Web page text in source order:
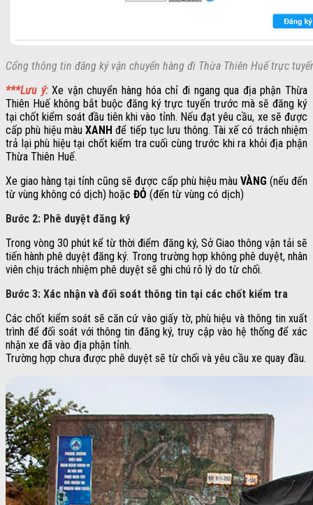
Cổng thông tin đăng ký vận chuyển hàng đi Thừa Thiên Huế trực
***Lưu ý:Xe vận chuyển hàng hóa chỉ đi ngang qua địa phận Thừa
Thiên Huế không bắt buộc đăng ký trực tuyến trước mà sẽ đăng ký
tại chốt kiểm soát đầu tiên khi vào tỉnh. Nếu đạt yêu cầu, xe sẽ được
cấp phù hiệu màuXANH để tiếp tục lưu thông. Tài xế có trách nhiệm
trả lại phù hiệu tại chốt kiểm tra cuối cùng trước khi ra khỏi địa phận
Thừa Thiên Huế.
Xe giao hàng tại tỉnh cũng sẽ được cấp phù hiệu màu VÀNG (nếu đến
từ vùng không có dịch) hoặc ĐỎ (đến từ vùng có dịch)
Bước 2: Phê duyệt đăng ký
Trong vòng 30 phút kể từ thời điểm đăng ký, Sở Giao thông vận tải sẽ
tiến hành phê duyệt đăng ký. Trong trường hợp không phê duyệt, nhân
viên chịu trách nhiệm phê duyệt sẽ ghi chú rõ lý do từ chối.
Bước 3: Xác nhận và đối soát thông tin tại các chốt kiểm tra
Các chốt kiểm soát sẽ căn cứ vào giấy tờ, phù hiệu và thông tin xuất
trình để đối soát với thông tin đăng ký, truy cập vào hệ thống để xác
nhận xe đã vào địa phận tỉnh.
Trường hợp chưa được phê duyệt sẽ từ chối và yêu cầu xe quay đầu.